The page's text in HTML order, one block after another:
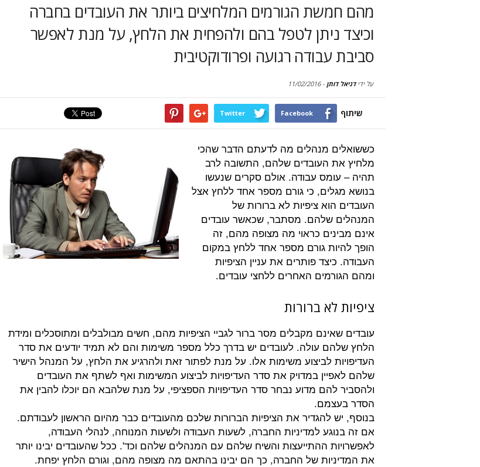
מהם חמשת הגורמים המלחיצים ביותר את העובדים בחברה
וכיצד ניתן לטפל בהם ולהפחית את הלחץ, על מנת לאפשר
סביבת עבודה רגועה ופרודוקטיבית
על ידידניאל דותן -
11/02/2016
שיתוף Facebook
Twitter
כששואלים מנהלים מה לדעתם הדבר שהכי
מלחיץ את העובדים שלהם, התשובה לרב
תהיה – עומס עבודה. אולם סקרים שנעשו
בנושא מגלים, כי גורם מספר אחד ללחץ אצל
העובדים הוא ציפיות לא ברורות של
המנהלים שלהם. מסתבר, שכאשר עובדים
אינם מבינים כראוי מה מצופה מהם, זה
הופך להיות גורם מספר אחד ללחץ במקום
העבודה. כיצד פותרים את עניין הציפיות
ומהם הגורמים האחרים ללחצי עובדים.
ציפיות לא ברורות
עובדים שאינם מקבלים מסר ברור לגביי הציפיות מהם, חשים מבולבלים ומתוסכלים ומידת
הלחץ שלהם עולה. לעובדים יש בדרך כלל מספר משימות והם לא תמיד יודעים את סדר
העדיפויות לביצוע משימות אלו. על מנת לפתור זאת ולהרגיע את הלחץ, על המנהל הישיר
שלהם לאפיין במדויק את סדר העדיפויות לביצוע המשימות ואף לשתף את העובדים
ולהסביר להם מדוע נבחר סדר העדיפויות הספציפי, על מנת שלהבא הם יוכלו להבין את
הסדר בעצמם.
בנוסף, יש להגדיר את הציפיות הברורות שלכם מהעובדים כבר מהיום הראשון לעבודתם.
אם זה בנוגע למדיניות החברה, לשעות העבודה ולשעות המנוחה, לנהלי העבודה,
לאפשרויות ההתייעצות והשיח שלהם עם המנהלים שלהם וכד'. ככל שהעובדים יבינו יותר
את המדיניות של החברה, כך הם יבינו בהתאם מה מצופה מהם, וגורם הלחץ יפחת.